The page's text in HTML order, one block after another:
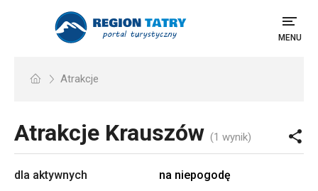
MENU
Atrakcje
Atrakcje Krauszów (1 wynik)
dla aktywnych na niepogodę